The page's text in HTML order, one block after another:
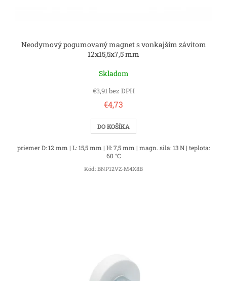
Neodymový pogumovaný magnet s vonkajším závitom
12x15,5x7,5 mm
Skladom
€3,91 bez DPH
€4,73
DO KOŠÍKA
priemer D: 12 mm | L: 15,5 mm | H: 7,5 mm | magn. sila: 13 N | teplota:
60 °C
Kód: BNP12VZ-M4X8B